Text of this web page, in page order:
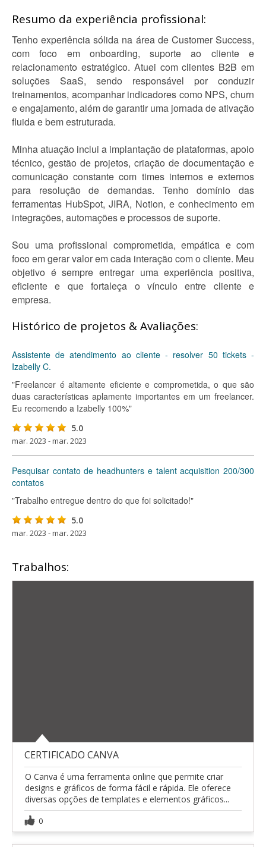
Resumo da experiência profissional:
Tenho experiência sólida na área de Customer Success,
com foco em onboarding, suporte ao cliente e
relacionamento estratégico. Atuei com clientes B2B em
soluções SaaS, sendo responsável por conduzir
treinamentos, acompanhar indicadores como NPS, churn
e engajamento, além de garantir uma jornada de ativação
fluida e bem estruturada.
Minha atuação inclui a implantação de plataformas, apoio
técnico, gestão de projetos, criação de documentação e
comunicação constante com times internos e externos
para resolução de demandas. Tenho domínio das
ferramentas HubSpot, JIRA, Notion, e conhecimento em
integrações, automações e processos de suporte.
Sou uma profissional comprometida, empática e com
foco em gerar valor em cada interação com o cliente. Meu
objetivo é sempre entregar uma experiência positiva,
eficiente e que fortaleça o vínculo entre cliente e
empresa.
Histórico de projetos & Avaliações:
Assistente de atendimento ao cliente - resolver 50 tickets -
Izabelly C.
"Freelancer é altamente eficiente e comprometida, o que são
duas características aplamente importantes em um freelancer.
Eu recomendo a Izabelly 100%"
5.0
mar. 2023 - mar. 2023
Pesquisar contato de headhunters e talent acquisition 200/300
contatos
"Trabalho entregue dentro do que foi solicitado!"
5.0
mar. 2023 - mar. 2023
Trabalhos:
CERTIFICADO CANVA
O Canva é uma ferramenta online que permite criar
designs e gráficos de forma fácil e rápida. Ele oferece
diversas opções de templates e elementos gráficos...
0